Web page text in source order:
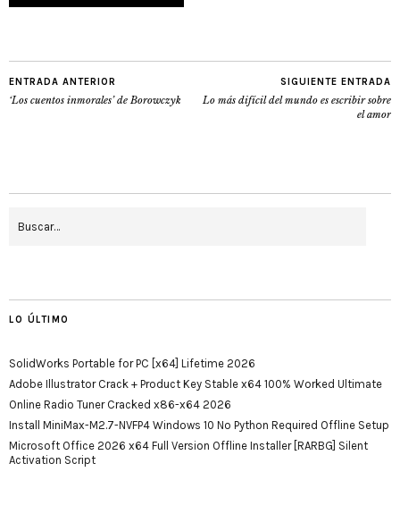
ENTRADA ANTERIOR
‘Los cuentos inmorales’ de Borowczyk
SIGUIENTE ENTRADA
Lo más difícil del mundo es escribir sobre
el amor
LO ÚLTIMO
SolidWorks Portable for PC [x64] Lifetime 2026
Adobe Illustrator Crack + Product Key Stable x64 100% Worked Ultimate
Online Radio Tuner Cracked x86-x64 2026
Install MiniMax-M2.7-NVFP4 Windows 10 No Python Required Offline Setup
Microsoft Office 2026 x64 Full Version Offline Installer [RARBG] Silent
Activation Script